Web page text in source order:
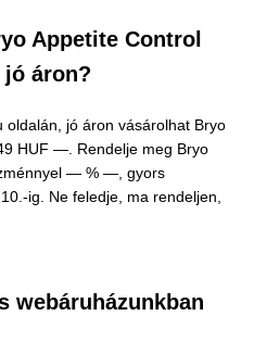
Appetite Control
jó áron?
jó áron vásárolhat Bryo
HUF — . Rendelje meg Bryo
— % —, gyors
ig. Ne feledje, ma rendeljen,
webáruházunkban